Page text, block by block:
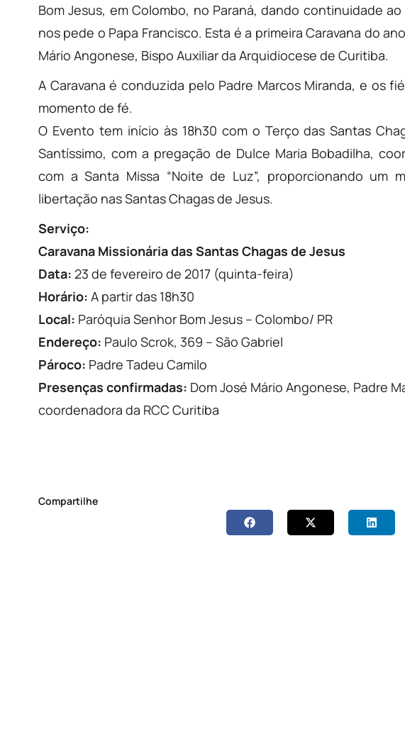
Bom Jesus, em Colombo, no Paraná, dando continuidade
nos pede o Papa Francisco. Esta é a primeira Caravana do
Mário Angonese, Bispo Auxiliar da Arquidiocese de Curitiba.
A Caravana é conduzida pelo Padre Marcos Miranda, e os
momento de fé.
O Evento tem início às 18h30 com o Terço das Santas
Santíssimo, com a pregação de Dulce Maria Bobadilha,
com a Santa Missa “Noite de Luz”, proporcionando um
libertação nas Santas Chagas de Jesus.
Serviço:
Caravana Missionária das Santas Chagas de Jesus
Data: 23 de fevereiro de 2017 (quinta-feira)
Horário: A partir das 18h30
Local: Paróquia Senhor Bom Jesus – Colombo/ PR
Endereço: Paulo Scrok, 369 – São Gabriel
Pároco: Padre Tadeu Camilo
Presenças confirmadas: Dom José Mário Angonese, Padre
coordenadora da RCC Curitiba
Compartilhe